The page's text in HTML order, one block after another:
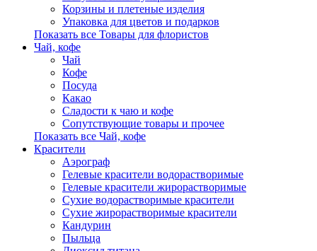
Корзины и плетеные изделия
Упаковка для цветов и подарков
Показать все Товары для флористов
Чай, кофе
Чай
Кофе
Посуда
Какао
Сладости к чаю и кофе
Сопутствующие товары и прочее
Показать все Чай, кофе
Красители
Аэрограф
Гелевые красители водорастворимые
Гелевые красители жирорастворимые
Сухие водорастворимые красители
Сухие жирорастворимые красители
Кандурин
Пыльца